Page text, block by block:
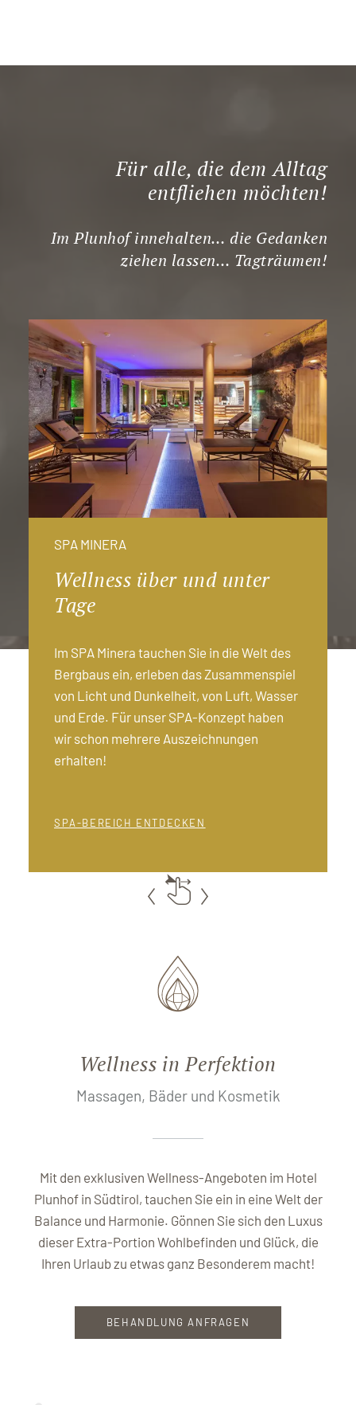
Für alle, die dem Alltag
entfliehen möchten!
Im Plunhof innehalten… die Gedanken
ziehen lassen… Tagträumen!
SPA MINERA
Wellness über und unter
Tage
Im SPA Minera tauchen Sie in die Welt des
Bergbaus ein, erleben das Zusammenspiel
von Licht und Dunkelheit, von Luft, Wasser
und Erde. Für unser SPA-Konzept haben
wir schon mehrere Auszeichnungen
erhalten!
SPA-BEREICH ENTDECKEN
Wellness in Perfektion
Massagen, Bäder und Kosmetik
Mit den exklusiven Wellness-Angeboten im Hotel
Plunhof in Südtirol, tauchen Sie ein in eine Welt der
Balance und Harmonie. Gönnen Sie sich den Luxus
dieser Extra-Portion Wohlbefinden und Glück, die
Ihren Urlaub zu etwas ganz Besonderem macht!
BEHANDLUNG ANFRAGEN